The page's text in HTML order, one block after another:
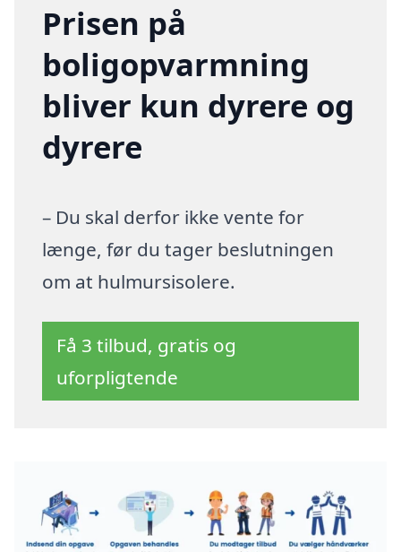
Prisen på
boligopvarmning
bliver kun dyrere og
dyrere
– Du skal derfor ikke vente for
længe, før du tager beslutningen
om at hulmursisolere.
Få 3 tilbud, gratis og
uforpligtende